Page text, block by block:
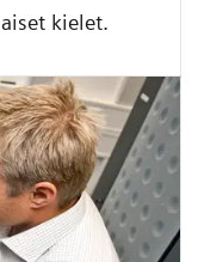
kielet.